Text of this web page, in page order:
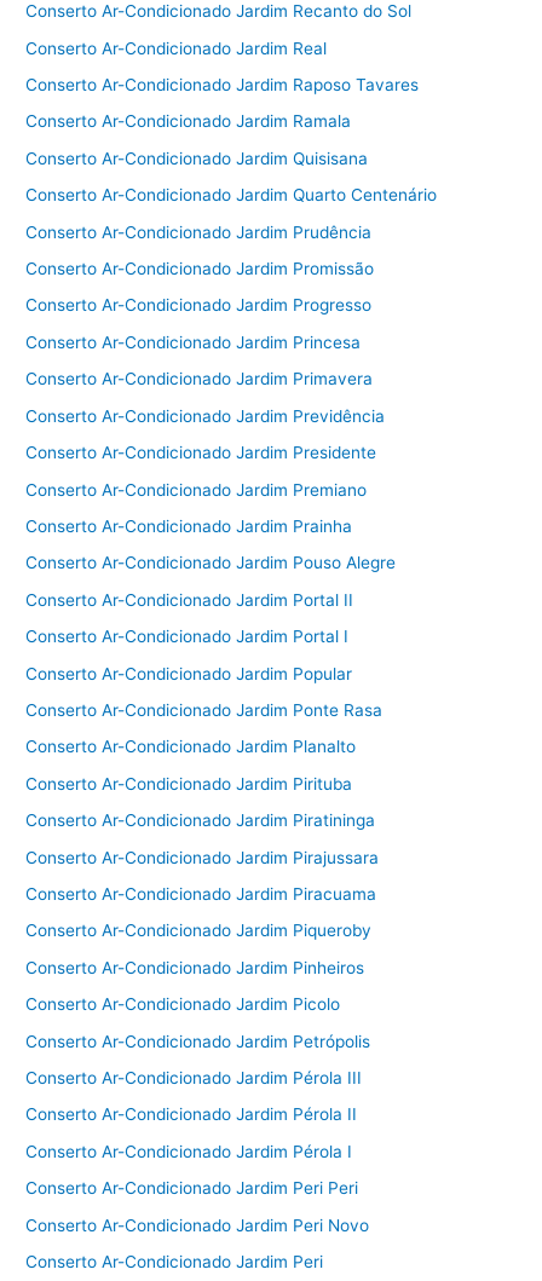
Conserto Ar-Condicionado Jardim Recanto do Sol
Conserto Ar-Condicionado Jardim Real
Conserto Ar-Condicionado Jardim Raposo Tavares
Conserto Ar-Condicionado Jardim Ramala
Conserto Ar-Condicionado Jardim Quisisana
Conserto Ar-Condicionado Jardim Quarto Centenário
Conserto Ar-Condicionado Jardim Prudência
Conserto Ar-Condicionado Jardim Promissão
Conserto Ar-Condicionado Jardim Progresso
Conserto Ar-Condicionado Jardim Princesa
Conserto Ar-Condicionado Jardim Primavera
Conserto Ar-Condicionado Jardim Previdência
Conserto Ar-Condicionado Jardim Presidente
Conserto Ar-Condicionado Jardim Premiano
Conserto Ar-Condicionado Jardim Prainha
Conserto Ar-Condicionado Jardim Pouso Alegre
Conserto Ar-Condicionado Jardim Portal II
Conserto Ar-Condicionado Jardim Portal I
Conserto Ar-Condicionado Jardim Popular
Conserto Ar-Condicionado Jardim Ponte Rasa
Conserto Ar-Condicionado Jardim Planalto
Conserto Ar-Condicionado Jardim Pirituba
Conserto Ar-Condicionado Jardim Piratininga
Conserto Ar-Condicionado Jardim Pirajussara
Conserto Ar-Condicionado Jardim Piracuama
Conserto Ar-Condicionado Jardim Piqueroby
Conserto Ar-Condicionado Jardim Pinheiros
Conserto Ar-Condicionado Jardim Picolo
Conserto Ar-Condicionado Jardim Petrópolis
Conserto Ar-Condicionado Jardim Pérola III
Conserto Ar-Condicionado Jardim Pérola II
Conserto Ar-Condicionado Jardim Pérola I
Conserto Ar-Condicionado Jardim Peri Peri
Conserto Ar-Condicionado Jardim Peri Novo
Conserto Ar-Condicionado Jardim Peri